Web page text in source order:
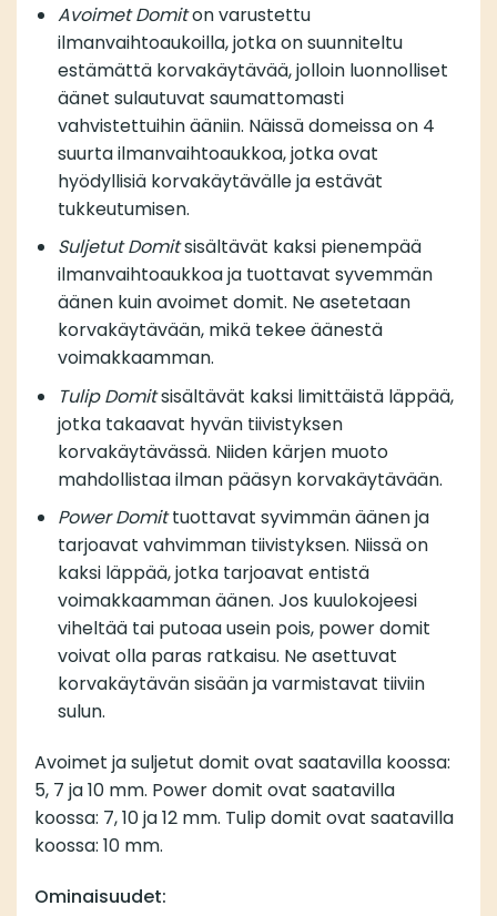
Avoimet Domiton varustettu
ilmanvaihtoaukoilla, jotka on suunniteltu
estämättä korvakäytävää, jolloin luonnolliset
äänet sulautuvat saumattomasti
vahvistettuihin ääniin. Näissä domeissa on 4
suurta ilmanvaihtoaukkoa, jotka ovat
hyödyllisiä korvakäytävälle ja estävät
tukkeutumisen.
Suljetut Domitsisältävät kaksi pienempää
ilmanvaihtoaukkoa ja tuottavat syvemmän
äänen kuin avoimet domit. Ne asetetaan
korvakäytävään, mikä tekee äänestä
voimakkaamman.
Tulip Domitsisältävät kaksi limittäistä läppää,
jotka takaavat hyvän tiivistyksen
korvakäytävässä. Niiden kärjen muoto
mahdollistaa ilman pääsyn korvakäytävään.
Power Domittuottavat syvimmän äänen ja
tarjoavat vahvimman tiivistyksen. Niissä on
kaksi läppää, jotka tarjoavat entistä
voimakkaamman äänen. Jos kuulokojeesi
viheltää tai putoaa usein pois, power domit
voivat olla paras ratkaisu. Ne asettuvat
korvakäytävän sisään ja varmistavat tiiviin
sulun.
Avoimet ja suljetut domit ovat saatavilla koossa:
5, 7 ja 10 mm. Power domit ovat saatavilla
koossa: 7, 10 ja 12 mm. Tulip domit ovat saatavilla
koossa: 10 mm.
Ominaisuudet: